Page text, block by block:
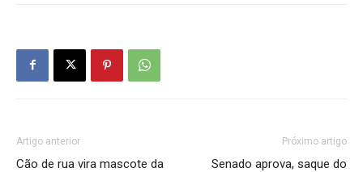
Artigo anterior
Cão de rua vira mascote da
Próximo artigo
Senado aprova, saque do